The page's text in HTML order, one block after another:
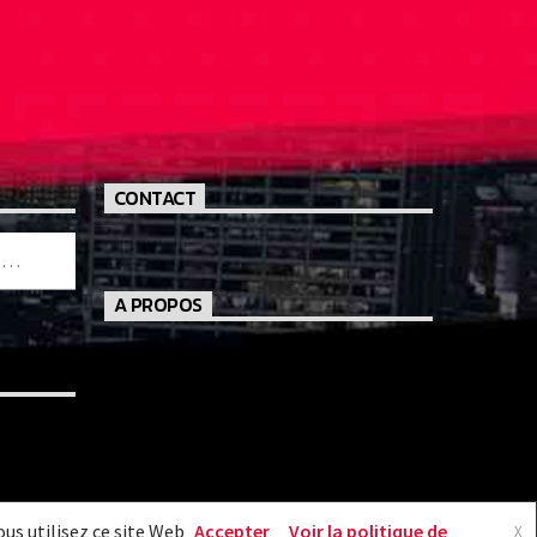
CONTACT
A PROPOS
utilisez ce site Web X
Accepter Voir la politique de